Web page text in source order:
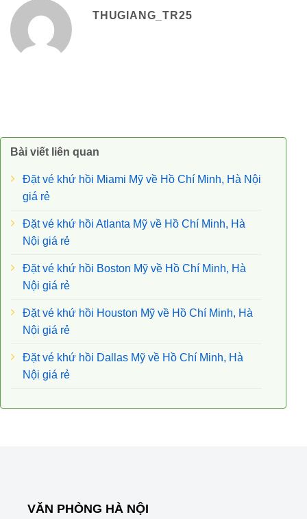
THUGIANG_TR25
Bài viết liên quan
Đặt vé khứ hồi Miami Mỹ về Hồ Chí Minh, Hà Nội
giá rẻ
Đặt vé khứ hồi Atlanta Mỹ về Hồ Chí Minh, Hà
Nội giá rẻ
Đặt vé khứ hồi Boston Mỹ về Hồ Chí Minh, Hà
Nội giá rẻ
Đặt vé khứ hồi Houston Mỹ về Hồ Chí Minh, Hà
Nội giá rẻ
Đặt vé khứ hồi Dallas Mỹ về Hồ Chí Minh, Hà
Nội giá rẻ
VĂN PHÒNG HÀ NỘI